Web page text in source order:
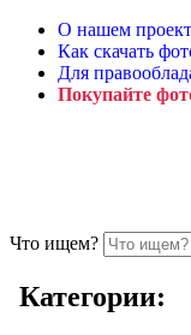
О нашем
Как скачать
Для
Покупайте
Что ищем?
Категории: